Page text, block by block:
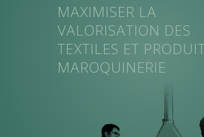
MAXIMISER LA
VALORISATION DES
TEXTILES ET
MAROQUINERIE